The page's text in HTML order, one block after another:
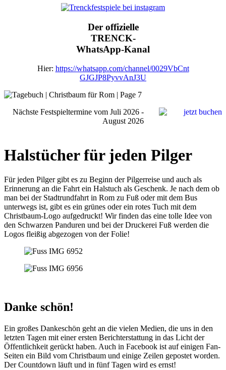
Der offizielle
TRENCK-
WhatsApp-Kanal
Hier: https://whatsapp.com/channel/0029VbCnt
GJGJP8PyvvAnJ3U
Nächste Festspieltermine vom Juli 2026 -
August 2026
Halstücher für jeden Pilger
Für jeden Pilger gibt es zu Beginn der Pilgerreise und auch als
Erinnerung an die Fahrt ein Halstuch als Geschenk. Je nach dem ob
man bei der Stadtrundfahrt in Rom zu Fuß oder mit dem Bus
unterwegs ist, gibt es ein grünes oder ein rotes Tuch mit dem
Christbaum-Logo aufgedruckt! Wir finden das eine tolle Idee von
den Schwarzen Panduren und bei der Druckerei Fuß werden die
Logos fleißig abgezogen von der Folie!
Danke schön!
Ein großes Dankeschön geht an die vielen Medien, die uns in den
letzten Tagen mit einer ersten Berichterstattung in das Licht der
Öffentlichkeit gerückt haben. Auch in Facebook ist auf einigen Fan-
Seiten ein Bild vom Christbaum und einige Zeilen gepostet worden.
Der Countdown läuft und in fünf Tagen wird es ernst!